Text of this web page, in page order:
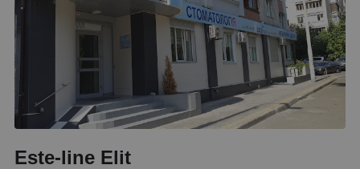
Este-line Elit